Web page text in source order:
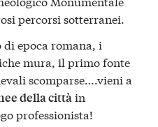
percorsi sotterranei.
epoca romana, i
mura, il primo fonte
scomparse….vieni a
della cittàin
professionista!